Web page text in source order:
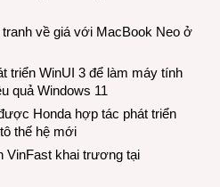
về giá với MacBook Neo ở
triển WinUI 3 để làm máy tính
quả Windows 11
Honda hợp tác phát triển
thế hệ mới
VinFast khai trương tại